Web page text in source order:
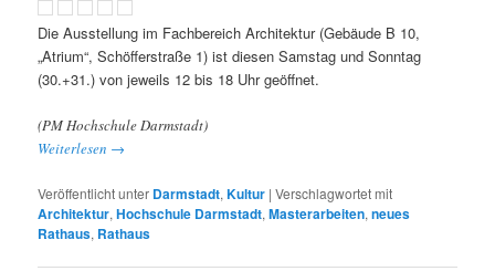
Die Ausstellung im Fachbereich Architektur (Gebäude B 10,
„Atrium“, Schöfferstraße 1) ist diesen Samstag und Sonntag
(30.+31.) von jeweils 12 bis 18 Uhr geöffnet.
(PM Hochschule Darmstadt)
Weiterlesen →
Veröffentlicht unter Darmstadt,Kultur |Verschlagwortet mit
Architektur,Hochschule Darmstadt,Masterarbeiten,neues
Rathaus, Rathaus